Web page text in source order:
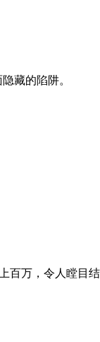
藏的陷阱。
百万，令人瞠目结